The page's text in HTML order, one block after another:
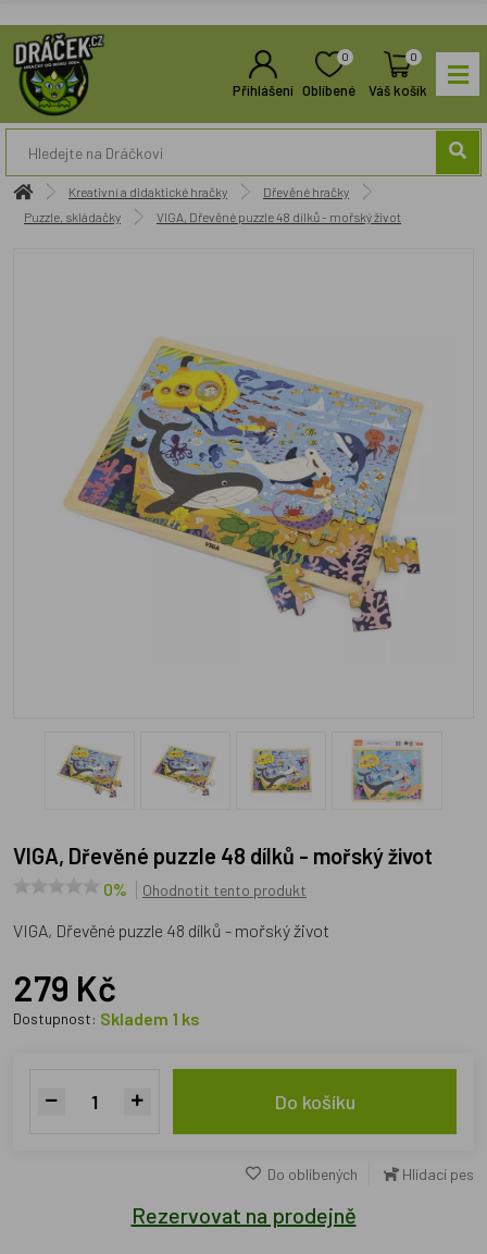
Přihlášení
0
Oblíbené
0
Váš košík
Kreativní a didaktické hračky
Dřevěné hračky
Puzzle, skládačky
VIGA, Dřevěné puzzle 48 dílků - mořský život
VIGA, Dřevěné puzzle 48 dílků - mořský život
0% Ohodnotit tento produkt
VIGA, Dřevěné puzzle 48 dílků - mořský život
279 Kč
Dostupnost: Skladem 1 ks
Do košíku
Do oblíbených Hlídací pes
Rezervovat na prodejně